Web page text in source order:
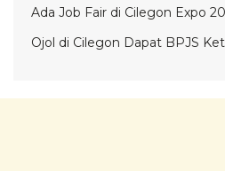
Ada Job Fair di Cilegon Expo
Ojol di Cilegon Dapat BPJS